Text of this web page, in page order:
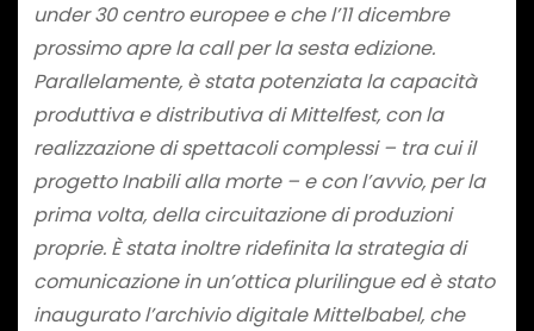
under 30 centro europee e che l’11 dicembre
prossimo apre la call per la sesta edizione.
Parallelamente, è stata potenziata la capacità
produttiva e distributiva di Mittelfest, con la
realizzazione di spettacoli complessi – tra cui il
progetto Inabili alla morte – e con l’avvio, per la
prima volta, della circuitazione di produzioni
proprie. È stata inoltre ridefinita la strategia di
comunicazione in un’ottica plurilingue ed è stato
inaugurato l’archivio digitale Mittelbabel, che